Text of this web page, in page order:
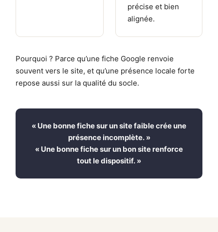
précise et bien
alignée.
Pourquoi ? Parce qu’une fiche Google renvoie
souvent vers le site, et qu’une présence locale forte
repose aussi sur la qualité du socle.
« Une bonne fiche sur un site faible crée une
présence incomplète. »
« Une bonne fiche sur un bon site renforce
tout le dispositif. »